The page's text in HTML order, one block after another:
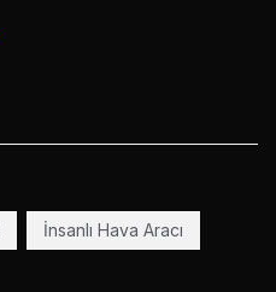
İnsanlı Hava Aracı